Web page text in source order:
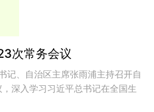
次常务会议
记、自治区主席张雨浦主持召开自
深入学习习近平总书记在全国生